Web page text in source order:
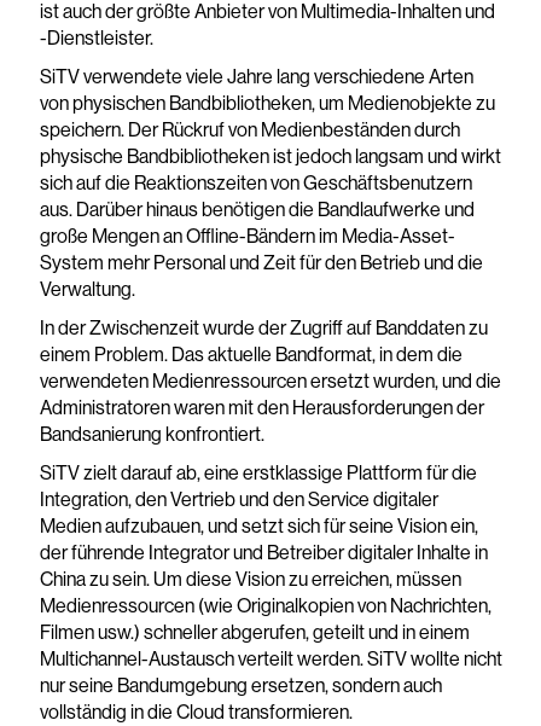
ist auch der größte Anbieter von Multimedia-Inhalten und
-Dienstleister.
SiTV verwendete viele Jahre lang verschiedene Arten
von physischen Bandbibliotheken, um Medienobjekte zu
speichern. Der Rückruf von Medienbeständen durch
physische Bandbibliotheken ist jedoch langsam und wirkt
sich auf die Reaktionszeiten von Geschäftsbenutzern
aus. Darüber hinaus benötigen die Bandlaufwerke und
große Mengen an Offline-Bändern im Media-Asset-
System mehr Personal und Zeit für den Betrieb und die
Verwaltung.
In der Zwischenzeit wurde der Zugriff auf Banddaten zu
einem Problem. Das aktuelle Bandformat, in dem die
verwendeten Medienressourcen ersetzt wurden, und die
Administratoren waren mit den Herausforderungen der
Bandsanierung konfrontiert.
SiTV zielt darauf ab, eine erstklassige Plattform für die
Integration, den Vertrieb und den Service digitaler
Medien aufzubauen, und setzt sich für seine Vision ein,
der führende Integrator und Betreiber digitaler Inhalte in
China zu sein. Um diese Vision zu erreichen, müssen
Medienressourcen (wie Originalkopien von Nachrichten,
Filmen usw.) schneller abgerufen, geteilt und in einem
Multichannel-Austausch verteilt werden. SiTV wollte nicht
nur seine Bandumgebung ersetzen, sondern auch
vollständig in die Cloud transformieren.